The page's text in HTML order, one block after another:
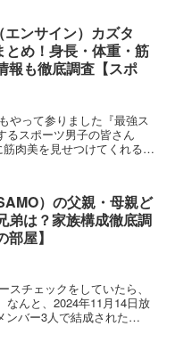
ンサイン）カズタ
め！身長・体重・筋
報も徹底調査【スポ
やって参りました『最強ス
るスポーツ男子の皆さん
肉美を見せつけてくれるこ
）の父親・母親ど
弟は？家族構成徹底調
屋】
チェックをしていたら、
なんと、2024年11月14日放
ンバー3人で結成された